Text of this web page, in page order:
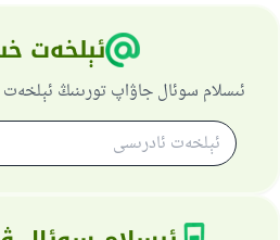
ئېلخەت
ئىسلام سوئال جاۋاپ تورىنىڭ ئېلخەت